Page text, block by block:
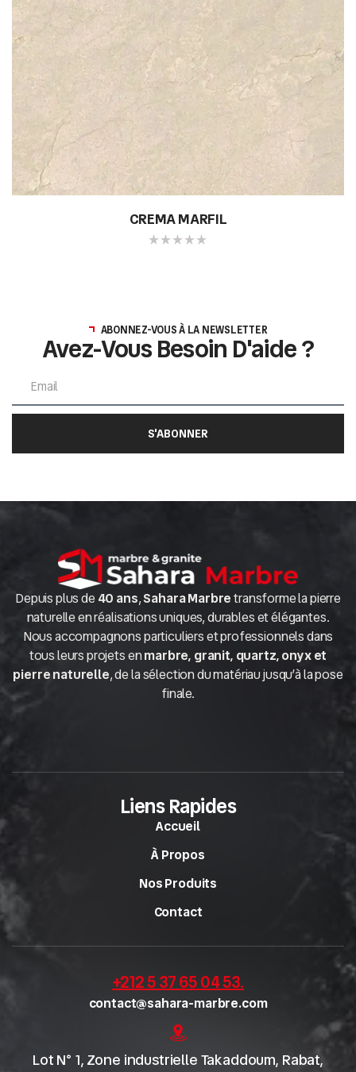
CREMA MARFIL
ABONNEZ-VOUS À LA NEWSLETTER
Avez-Vous Besoin D'aide ?
S'ABONNER
Depuis plus de 40 ans,Sahara Marbretransforme la pierre
naturelle en réalisations uniques, durables et élégantes.
Nous accompagnons particuliers et professionnels dans
tous leurs projets enmarbre, granit, quartz, onyx et
pierre naturelle, de la sélection du matériau jusqu’à la pose
finale.
Liens Rapides
Accueil
À Propos
Nos Produits
Contact
+212 5 37 65 04 53.
contact@sahara-marbre.com
Lot N° 1, Zone industrielle Takaddoum, Rabat,